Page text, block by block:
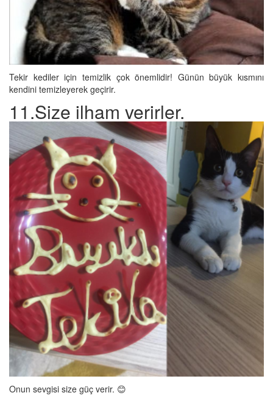
Tekir kediler için temizlik çok önemlidir! Günün büyük kısmını
kendini temizleyerek geçirir.
11.Size ilham verirler.
Onun sevgisi size güç verir. 😊